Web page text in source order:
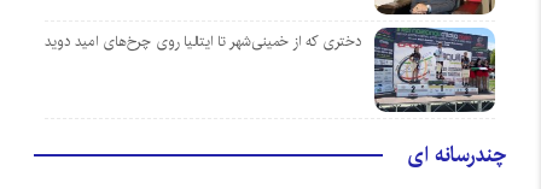
دختری که از خمینی‌شهر تا ایتالیا روی چرخ‌های امید دوید
چندرسانه ای